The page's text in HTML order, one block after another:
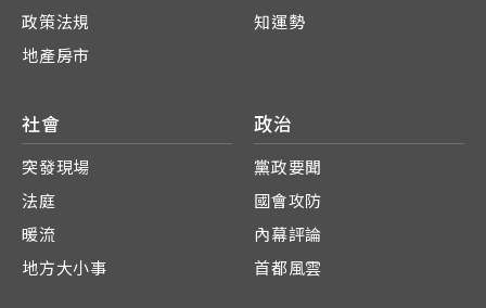
政策法規
地產房市
知運勢
社會
突發現場
法庭
暖流
地方大小事
政治
黨政要聞
國會攻防
內幕評論
首都風雲